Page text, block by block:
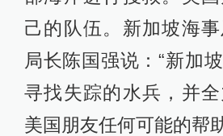
己的队伍。新加坡海
局长陈国强说：“新加
寻找失踪的水兵，并
美国朋友任何可能的帮